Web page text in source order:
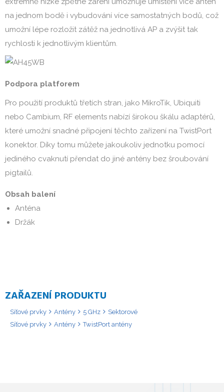
na jednom bodě i vybudování více samostatných bodů, což
umožní lépe rozložit zátěž na jednotlivá AP a zvýšit tak
rychlosti k jednotlivým klientům.
Podpora platforem
Pro použití produktů třetích stran, jako MikroTik, Ubiquiti
nebo Cambium, RF elements nabízí širokou škálu adaptérů,
které umožní snadné připojení těchto zařízení na TwistPort
konektor. Díky tomu můžete jakoukoliv jednotku pomocí
jediného cvaknutí přendat do jiné antény bez šroubování
pigtailů.
Obsah balení
Anténa
Držák
ZAŘAZENÍ PRODUKTU
Síťové prvky Antény 5 GHz
Sektorové
Síťové prvky
Antény TwistPort antény